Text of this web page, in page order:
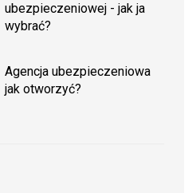
ubezpieczeniowej - jak ja
wybrać?
Agencja ubezpieczeniowa
jak otworzyć?